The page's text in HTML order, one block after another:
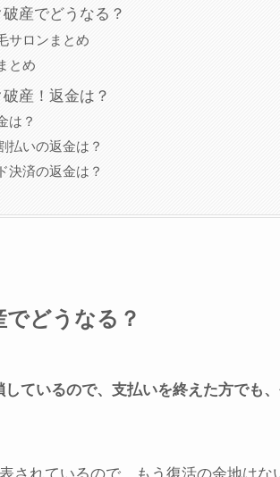
産でどうなる？
サロンまとめ
とめ
産！返金は？
は？
払いの返金は？
決済の返金は？
どうなる？
ているので、支払いを終えた方でも
されているので、もう復活の余地はな